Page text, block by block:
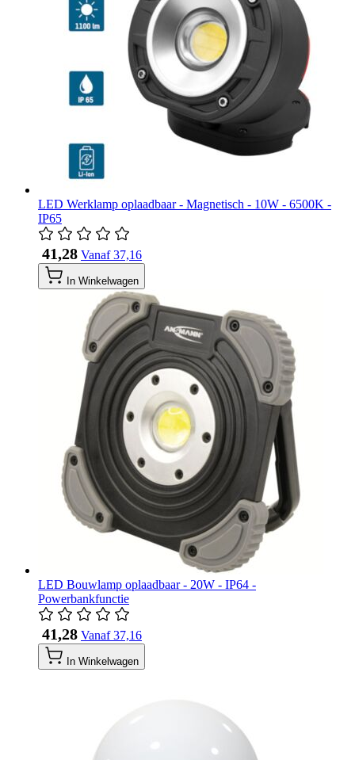
LED Werklamp oplaadbaar - Magnetisch - 10W - 6500K -
IP65
​ 41,28 Vanaf​ 37,16
In Winkelwagen
LED Bouwlamp oplaadbaar - 20W - IP64 -
Powerbankfunctie
​ 41,28 Vanaf​ 37,16
In Winkelwagen